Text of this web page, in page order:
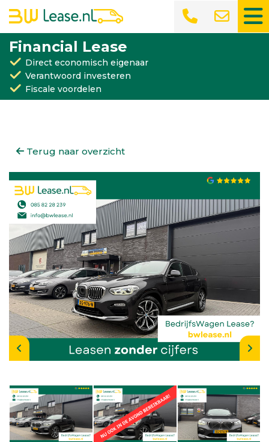
Financial Lease
Direct economisch eigenaar
Verantwoord investeren
Fiscale voordelen
Terug naar overzicht